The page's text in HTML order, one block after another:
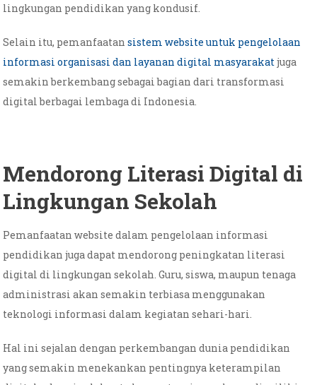
lingkungan pendidikan yang kondusif.
Selain itu, pemanfaatansistem website untuk pengelolaan
informasi organisasi dan layanan digital masyarakat juga
semakin berkembang sebagai bagian dari transformasi
digital berbagai lembaga di Indonesia.
Mendorong Literasi Digital di
Lingkungan Sekolah
Pemanfaatan website dalam pengelolaan informasi
pendidikan juga dapat mendorong peningkatan literasi
digital di lingkungan sekolah. Guru, siswa, maupun tenaga
administrasi akan semakin terbiasa menggunakan
teknologi informasi dalam kegiatan sehari-hari.
Hal ini sejalan dengan perkembangan dunia pendidikan
yang semakin menekankan pentingnya keterampilan